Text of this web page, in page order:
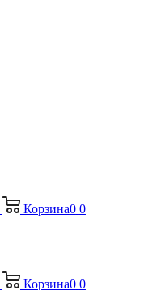
Корзина0 0
Корзина0 0